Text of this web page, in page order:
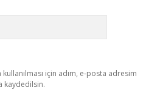
için adım, e-posta adresim
kaydedilsin.